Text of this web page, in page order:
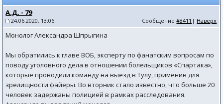
А.Д. - 79
24.06.2020, 13:06 Сообщение#8411 | Наверх
Монолог Александра Шпрыгина
Мы обратились к главе ВОБ, эксперту по фанатским вопросам по
поводу уголовного дела в отношении болельщиков «Спартака»,
которые проводили команду на выезд в Тулу, применив для
зрелищности файеры. Во вторник стало известно, что больше 20
человек задержаны полицией в рамках расследования.